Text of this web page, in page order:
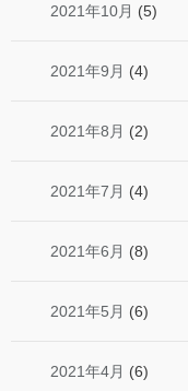
2021年10月 (5)
2021年9月 (4)
2021年8月 (2)
2021年7月 (4)
2021年6月 (8)
2021年5月 (6)
2021年4月 (6)